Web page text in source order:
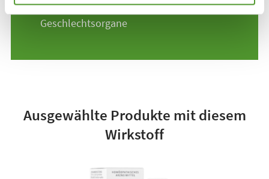
Dick und Enddarms, Nieren und
Geschlechtsorgane
Ausgewählte Produkte mit diesem
Wirkstoff